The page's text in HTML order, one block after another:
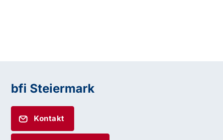
bfi Steiermark
Kontakt